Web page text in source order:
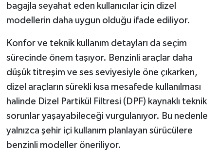
bagajla seyahat eden kullanıcılar için dizel
modellerin daha uygun olduğu ifade ediliyor.
Konfor ve teknik kullanım detayları da seçim
sürecinde önem taşıyor. Benzinli araçlar daha
düşük titreşim ve ses seviyesiyle öne çıkarken,
dizel araçların sürekli kısa mesafede kullanılması
halinde Dizel Partikül Filtresi (DPF) kaynaklı teknik
sorunlar yaşayabileceği vurgulanıyor. Bu nedenle
yalnızca şehir içi kullanım planlayan sürücülere
benzinli modeller öneriliyor.